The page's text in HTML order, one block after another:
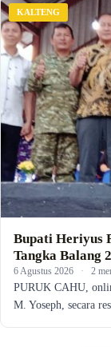
KALTENG
Bupati Heriyus
Tangka Balang
6 Agustus 2026 · 2
PURUK CAHU,
M. Yoseph, secara